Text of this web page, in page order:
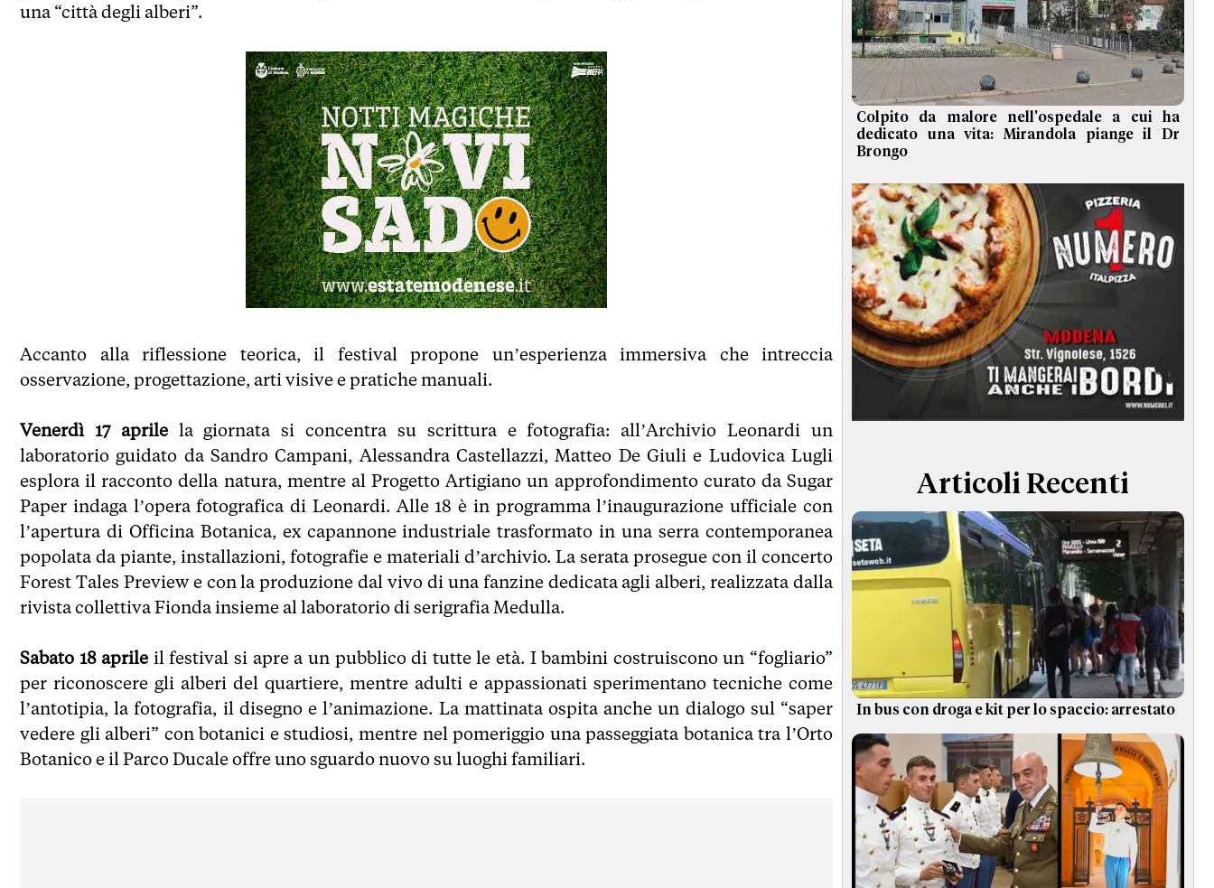
una “città degli alberi”.
Accanto alla riflessione teorica, il festival propone un’esperienza immersiva che intreccia
osservazione, progettazione, arti visive e pratiche manuali.
Venerdì 17 aprilela giornata si concentra su scrittura e fotografia: all’Archivio Leonardi un
laboratorio guidato da Sandro Campani, Alessandra Castellazzi, Matteo De Giuli e Ludovica Lugli
esplora il racconto della natura, mentre al Progetto Artigiano un approfondimento curato da Sugar
Paper indaga l’opera fotografica di Leonardi. Alle 18 è in programma l’inaugurazione ufficiale con
l’apertura di Officina Botanica, ex capannone industriale trasformato in una serra contemporanea
popolata da piante, installazioni, fotografie e materiali d’archivio. La serata prosegue con il concerto
Forest Tales Preview e con la produzione dal vivo di una fanzine dedicata agli alberi, realizzata dalla
rivista collettiva Fionda insieme al laboratorio di serigrafia Medulla.
Sabato 18 aprile il festival si apre a un pubblico di tutte le età. I bambini costruiscono un “fogliario”
per riconoscere gli alberi del quartiere, mentre adulti e appassionati sperimentano tecniche come
l’antotipia, la fotografia, il disegno e l’animazione. La mattinata ospita anche un dialogo sul “saper
vedere gli alberi” con botanici e studiosi, mentre nel pomeriggio una passeggiata botanica tra l’Orto
Botanico e il Parco Ducale offre uno sguardo nuovo su luoghi familiari.
Colpito da malore nell'ospedale a cui ha
dedicato una vita: Mirandola piange il Dr
Brongo
Articoli Recenti
In bus con droga e kit per lo spaccio: arrestato